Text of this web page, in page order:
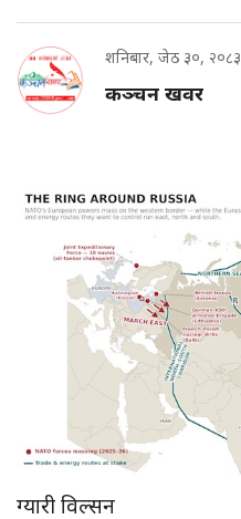
शनिबार, जेठ ३०, २०८३
कञ्चन खवर
ग्यारी विल्सन